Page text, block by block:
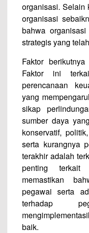
organisasi. Selain
organisasi
bahwa
strategis yang
Faktor
Faktor ini
perencanaan
yang
sikap
sumber daya
konservatif,
serta kurangnya
terakhir adalah
penting terkait
memastikan
pegawai serta
terhadap
baik.